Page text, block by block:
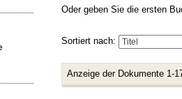
Oder geben Sie die ersten
Sortiert nach:
Anzeige der Dokumente 1-